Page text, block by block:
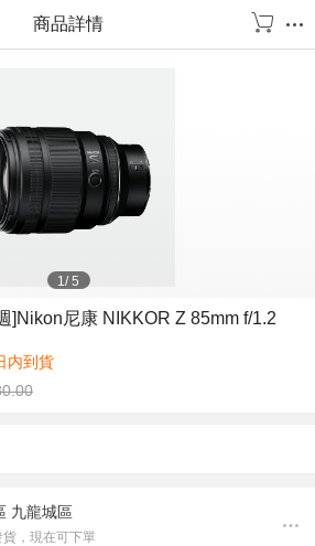
商品詳情
1/5
]Nikon尼康 NIKKOR Z 85mm f/1.2
内到貨
九龍城區
貨，現在可下單